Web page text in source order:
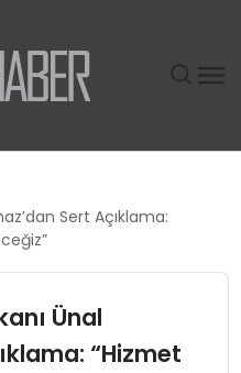
Sert Açıklama:
Ünal
“Hizmet